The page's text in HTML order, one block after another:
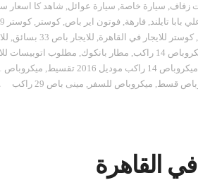
زفاف, سيارة خاصة, سيارة عوائل, شاهد كا اسعار
بابا تايلند, فارهة, فوتون اير باص, كوستر , كوستر 2019
, كوستر للايجار في القاهرة, للايجار باص 33 بسائق ,
, مطار بانكوك, مطلوب اتوبيسات
ميكروباص 14 راكب موديل 2016 تقسيط , ميكروباص 2021
قسط, ميكروباص للسفر , مينى باص 29 راكب
القاهرة